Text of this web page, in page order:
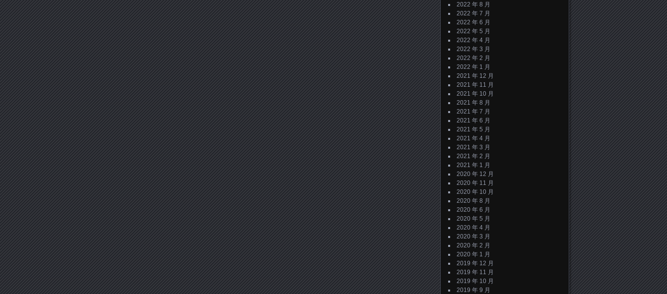
2022 年 8 月
2022 年 7 月
2022 年 6 月
2022 年 5 月
2022 年 4 月
2022 年 3 月
2022 年 2 月
2022 年 1 月
2021 年 12 月
2021 年 11 月
2021 年 10 月
2021 年 8 月
2021 年 7 月
2021 年 6 月
2021 年 5 月
2021 年 4 月
2021 年 3 月
2021 年 2 月
2021 年 1 月
2020 年 12 月
2020 年 11 月
2020 年 10 月
2020 年 8 月
2020 年 6 月
2020 年 5 月
2020 年 4 月
2020 年 3 月
2020 年 2 月
2020 年 1 月
2019 年 12 月
2019 年 11 月
2019 年 10 月
2019 年 9 月